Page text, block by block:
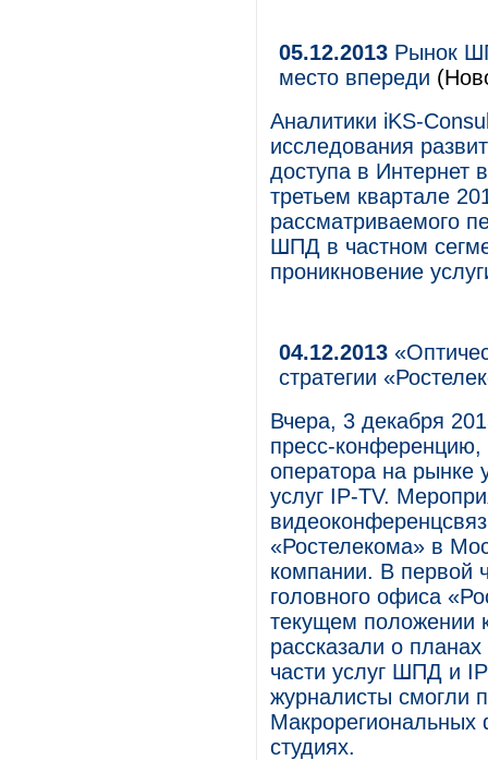
05.12.2013 Рынок
место впереди
Аналитики iKS-
исследования
доступа в Интернет
третьем квартале
рассматриваемого
ШПД в частном
проникновение
04.12.2013
стратегии
Вчера, 3 декабря
пресс-конференцию,
оператора на рынке
услуг IP-TV.
«Ростелекома» в
компании. В первой
головного офиса
текущем положении
рассказали о
части услуг ШПД и
журналисты смогли
Макрорегиональных
студиях.